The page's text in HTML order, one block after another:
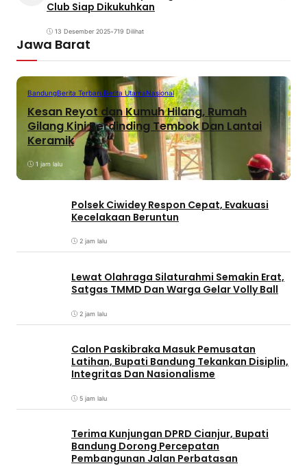
Club Siap Dikukuhkan
13 Desember 2025•719 Dilihat
Jawa Barat
BandungBerita TerbaruBerita UtamaNasional
Kesan Reyot dan Kumuh Hilang, Rumah
Gilang Kini Berdinding Tembok Dan Lantai
Keramik
1 jam lalu
Polsek Ciwidey Respon Cepat, Evakuasi
Kecelakaan Beruntun
2 jam lalu
Lewat Olahraga Silaturahmi Semakin Erat,
Satgas TMMD Dan Warga Gelar Volly Ball
2 jam lalu
Calon Paskibraka Masuk Pemusatan
Latihan, Bupati Bandung Tekankan Disiplin,
Integritas Dan Nasionalisme
5 jam lalu
Terima Kunjungan DPRD Cianjur, Bupati
Bandung Dorong Percepatan
Pembangunan Jalan Perbatasan